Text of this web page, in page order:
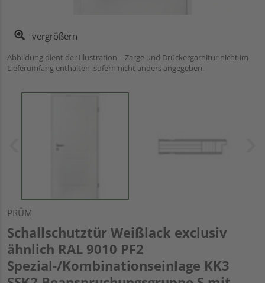
vergrößern
Abbildung dient der Illustration – Zarge und Drückergarnitur nicht im
Lieferumfang enthalten, sofern nicht anders angegeben.
PRÜM
Schallschutztür Weißlack exclusiv
ähnlich RAL 9010 PF2
Spezial-/Kombinationseinlage KK3